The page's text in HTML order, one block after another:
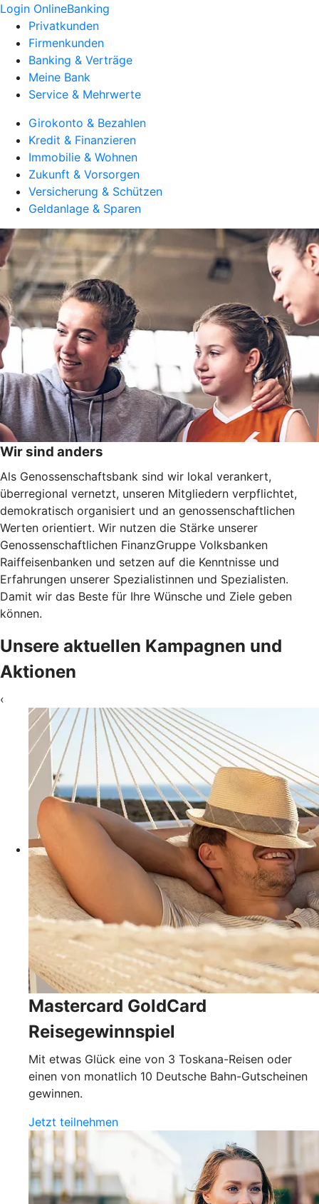
Login OnlineBanking
Privatkunden
Firmenkunden
Banking & Verträge
Meine Bank
Service & Mehrwerte
Girokonto & Bezahlen
Kredit & Finanzieren
Immobilie & Wohnen
Zukunft & Vorsorgen
Versicherung & Schützen
Geldanlage & Sparen
Wir sind anders
Als Genossenschaftsbank sind wir lokal verankert,
überregional vernetzt, unseren Mitgliedern verpflichtet,
demokratisch organisiert und an genossenschaftlichen
Werten orientiert. Wir nutzen die Stärke unserer
Genossenschaftlichen FinanzGruppe Volksbanken
Raiffeisenbanken und setzen auf die Kenntnisse und
Erfahrungen unserer Spezialistinnen und Spezialisten.
Damit wir das Beste für Ihre Wünsche und Ziele geben
können.
Unsere aktuellen Kampagnen und
Aktionen
‹
Mastercard GoldCard
Reisegewinnspiel
Mit etwas Glück eine von 3 Toskana-Reisen oder
einen von monatlich 10 Deutsche Bahn-Gutscheinen
gewinnen.
Jetzt teilnehmen